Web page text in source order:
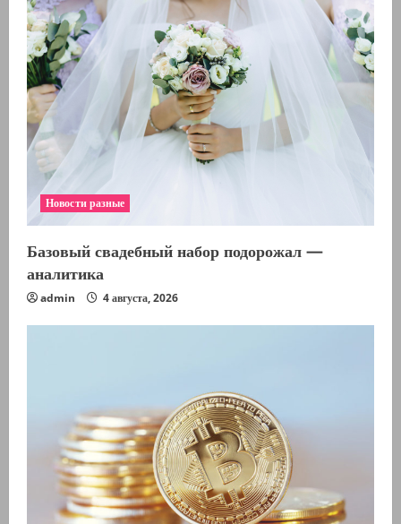
т
е
н
и
е
Новости разные
Базовый свадебный набор подорожал —
аналитика
admin 4 августа, 2026